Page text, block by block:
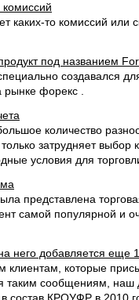
каких-то комиссий или
под названием
создавался
рынке форекс .
количество
затрудняет
условия для
представлена
самой популярной и
него добавляется еще
клиентам, которые
таким сообщениям, наш